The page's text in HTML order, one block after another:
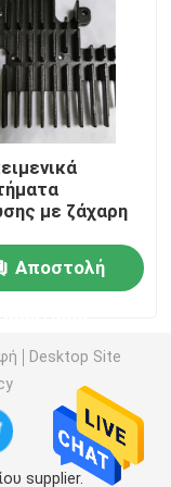
εγχύσεων
με ζάχαρη
Αποστολή
Desktop Site
supplier.